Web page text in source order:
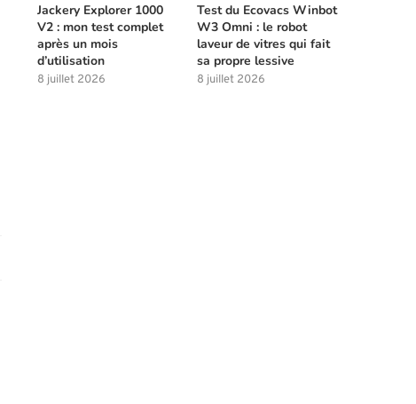
Jackery Explorer 1000
V2 : mon test complet
après un mois
d’utilisation
8 juillet 2026
Test du Ecovacs Winbot
W3 Omni : le robot
laveur de vitres qui fait
sa propre lessive
8 juillet 2026